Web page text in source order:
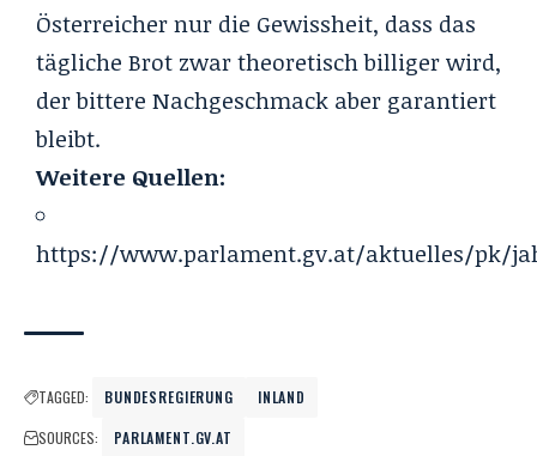
Österreicher nur die Gewissheit, dass das
tägliche Brot zwar theoretisch billiger wird,
der bittere Nachgeschmack aber garantiert
bleibt.
Weitere Quellen:
https://www.parlament.gv.at/aktuelles/pk/
TAGGED: BUNDESREGIERUNG
INLAND
SOURCES:
PARLAMENT.GV.AT